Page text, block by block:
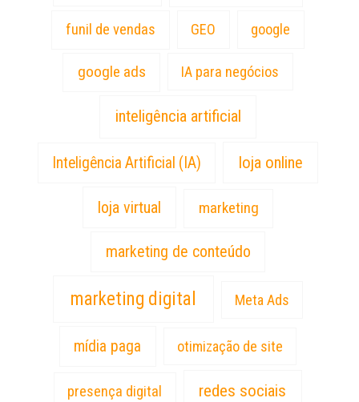
funil de vendas GEO google
google ads IA para negócios
inteligência artificial
Inteligência Artificial (IA) loja online
loja virtual marketing
marketing de conteúdo
marketing digital Meta Ads
mídia paga otimização de site
presença digital redes sociais